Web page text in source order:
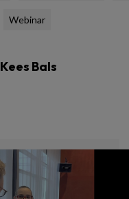
Webinar
Kees Bals